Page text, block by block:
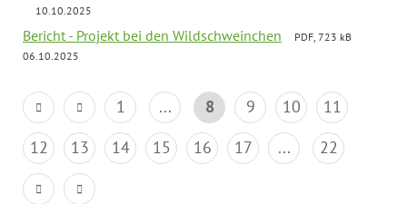
10.10.2025
Bericht - Projekt bei den Wildschweinchen
PDF, 723 kB
06.10.2025
1 ... 8 9 10
11
12
13 14 15 16 17 ... 22